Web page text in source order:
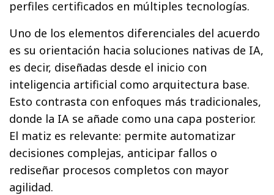
perfiles certificados en múltiples tecnologías.
Uno de los elementos diferenciales del acuerdo
es su orientación hacia soluciones nativas de IA,
es decir, diseñadas desde el inicio con
inteligencia artificial como arquitectura base.
Esto contrasta con enfoques más tradicionales,
donde la IA se añade como una capa posterior.
El matiz es relevante: permite automatizar
decisiones complejas, anticipar fallos o
rediseñar procesos completos con mayor
agilidad.